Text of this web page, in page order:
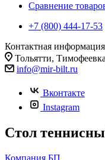
Сравнение
+7 (800) 444-17-53
Контактная информация
Тольятти,
info@mir-bilt.ru
Вконтакте
Instagram
Стол
Компания БП